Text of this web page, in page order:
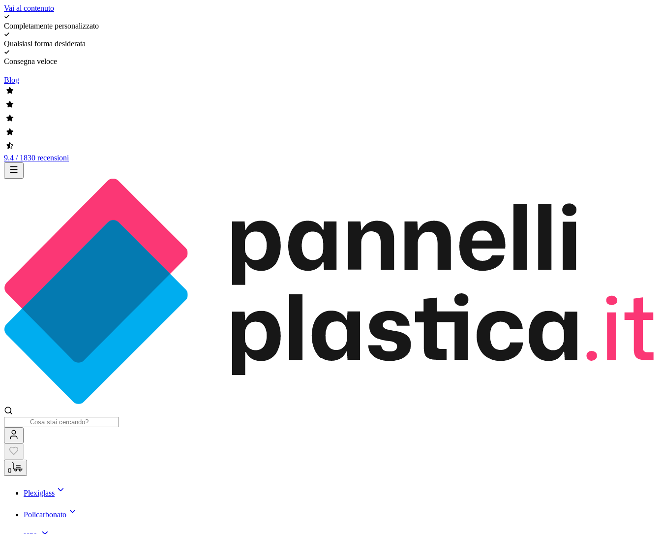
Vai al contenuto
Completamente personalizzato
Qualsiasi forma desiderata
Consegna veloce
Blog
9.4 / 1830 recensioni
0
Plexiglass
Policarbonato